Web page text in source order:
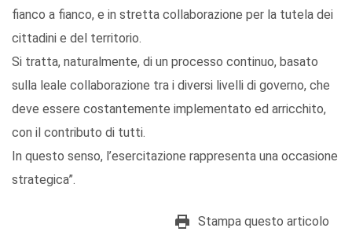
fianco a fianco, e in stretta collaborazione per la tutela dei
cittadini e del territorio.
Si tratta, naturalmente, di un processo continuo, basato
sulla leale collaborazione tra i diversi livelli di governo, che
deve essere costantemente implementato ed arricchito,
con il contributo di tutti.
In questo senso, l’esercitazione rappresenta una occasione
strategica”.
Stampa questo articolo